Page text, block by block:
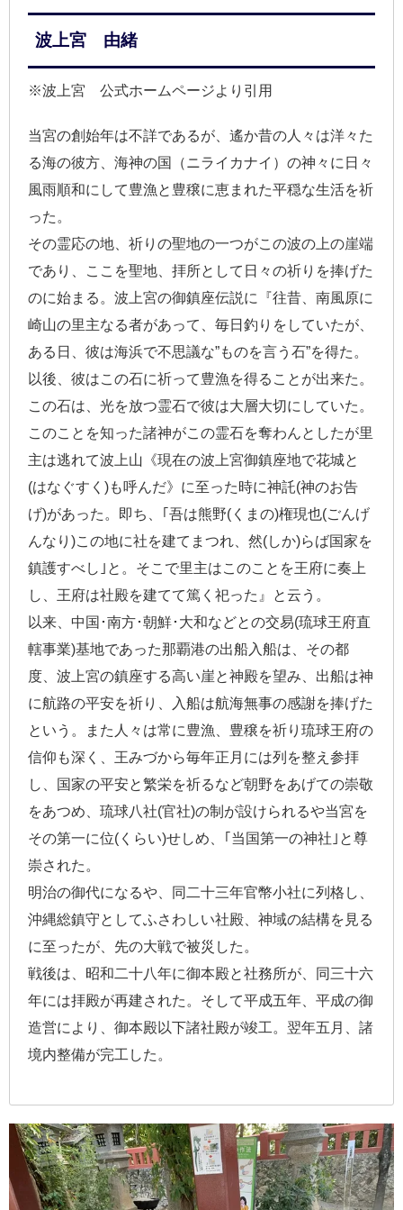
波上宮 由緒
※波上宮 公式ホームページより引用
当宮の創始年は不詳であるが、遙か昔の人々は洋々た
る海の彼方、海神の国（ニライカナイ）の神々に日々
風雨順和にして豊漁と豊穣に恵まれた平穏な生活を祈
った。
その霊応の地、祈りの聖地の一つがこの波の上の崖端
であり、ここを聖地、拝所として日々の祈りを捧げた
のに始まる。波上宮の御鎮座伝説に『往昔、南風原に
崎山の里主なる者があって、毎日釣りをしていたが、
ある日、彼は海浜で不思議な”ものを言う石”を得た。
以後、彼はこの石に祈って豊漁を得ることが出来た。
この石は、光を放つ霊石で彼は大層大切にしていた。
このことを知った諸神がこの霊石を奪わんとしたが里
主は逃れて波上山《現在の波上宮御鎮座地で花城と
(はなぐすく)も呼んだ》に至った時に神託(神のお告
げ)があった。即ち、｢吾は熊野(くまの)権現也(ごんげ
んなり)この地に社を建てまつれ、然(しか)らば国家を
鎮護すべし｣と。そこで里主はこのことを王府に奏上
し、王府は社殿を建てて篤く祀った』と云う。
以来、中国･南方･朝鮮･大和などとの交易(琉球王府直
轄事業)基地であった那覇港の出船入船は、その都
度、波上宮の鎮座する高い崖と神殿を望み、出船は神
に航路の平安を祈り、入船は航海無事の感謝を捧げた
という。また人々は常に豊漁、豊穣を祈り琉球王府の
信仰も深く、王みづから毎年正月には列を整え参拝
し、国家の平安と繁栄を祈るなど朝野をあげての崇敬
をあつめ、琉球八社(官社)の制が設けられるや当宮を
その第一に位(くらい)せしめ、｢当国第一の神社｣と尊
崇された。
明治の御代になるや、同二十三年官幣小社に列格し、
沖縄総鎮守としてふさわしい社殿、神域の結構を見る
に至ったが、先の大戦で被災した。
戦後は、昭和二十八年に御本殿と社務所が、同三十六
年には拝殿が再建された。そして平成五年、平成の御
造営により、御本殿以下諸社殿が竣工。翌年五月、諸
境内整備が完工した。